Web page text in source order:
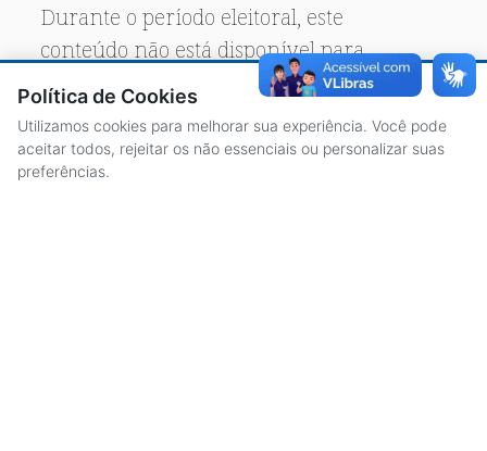
Durante o período eleitoral, este
conteúdo não está disponível para
acesso público.
Política de Cookies
Utilizamos cookies para melhorar sua experiência. Você pode
aceitar todos, rejeitar os não essenciais ou personalizar suas
preferências.